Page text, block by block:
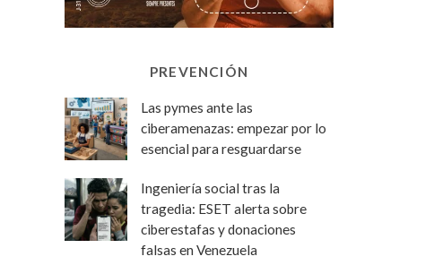
PREVENCIÓN
Las pymes ante las
ciberamenazas: empezar por lo
esencial para resguardarse
Ingeniería social tras la
tragedia: ESET alerta sobre
ciberestafas y donaciones
falsas en Venezuela